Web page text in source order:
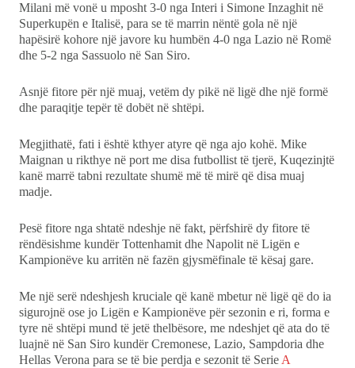
Milani më vonë u mposht 3-0 nga Interi i Simone Inzaghit në
Superkupën e Italisë, para se të marrin nëntë gola në një
hapësirë kohore një javore ku humbën 4-0 nga Lazio në Romë
dhe 5-2 nga Sassuolo në San Siro.
Asnjë fitore për një muaj, vetëm dy pikë në ligë dhe një formë
dhe paraqitje tepër të dobët në shtëpi.
Megjithatë, fati i është kthyer atyre që nga ajo kohë. Mike
Maignan u rikthye në port me disa futbollist të tjerë, Kuqezinjtë
kanë marrë tabni rezultate shumë më të mirë që disa muaj
madje.
Pesë fitore nga shtatë ndeshje në fakt, përfshirë dy fitore të
rëndësishme kundër Tottenhamit dhe Napolit në Ligën e
Kampionëve ku arritën në fazën gjysmëfinale të kësaj gare.
Me një serë ndeshjesh kruciale që kanë mbetur në ligë që do ia
sigurojnë ose jo Ligën e Kampionëve për sezonin e ri, forma e
tyre në shtëpi mund të jetë thelbësore, me ndeshjet që ata do të
luajnë në San Siro kundër Cremonese, Lazio, Sampdoria dhe
Hellas Verona para se të bie perdja e sezonit të Serie A